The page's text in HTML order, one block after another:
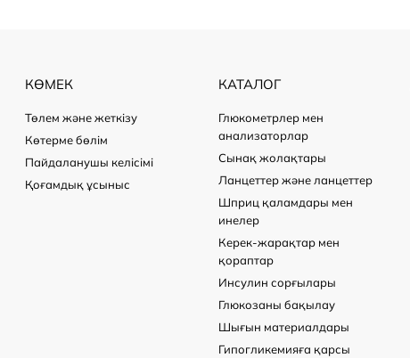
КӨМЕК
Төлем және жеткізу
Көтерме бөлім
Пайдаланушы келісімі
Қоғамдық ұсыныс
КАТАЛОГ
Глюкометрлер мен
анализаторлар
Сынақ жолақтары
Ланцеттер және ланцеттер
Шприц қаламдары мен
инелер
Керек-жарақтар мен
қораптар
Инсулин сорғылары
Глюкозаны бақылау
Шығын материалдары
Гипогликемияға қарсы